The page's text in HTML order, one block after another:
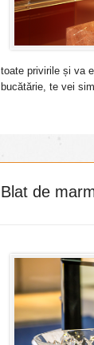
toate privirile și va
bucătărie, te vei
Blat de